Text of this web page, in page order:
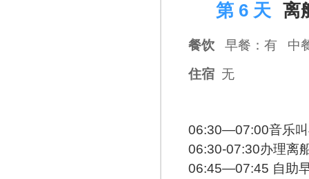
第 6 天 离
餐饮
早餐：有 中
住宿 无
06:30—07:00音乐
06:30-07:30办理离
06:45—07:45 自助